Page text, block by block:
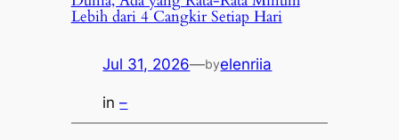
Lebih dari 4 Cangkir Setiap Hari
Jul 31, 2026—byelenriia
in–